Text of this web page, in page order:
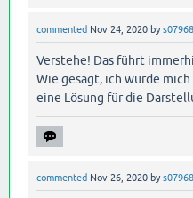
commented Nov 24, 2020 by
Verstehe! Das führt
Wie gesagt, ich würde
eine Lösung für die
commented Nov 26, 2020 by